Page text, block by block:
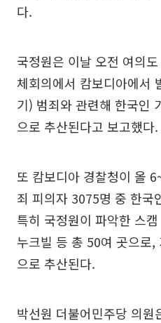
다.
국정원은 이날 오전 여의
체회의에서 캄보디아에서
기) 범죄와 관련해 한국인
으로 추산된다고 보고했다.
또 캄보디아 경찰청이 올
죄 피의자 3075명 중 한국
특히 국정원이 파악한 스
누크빌 등 총 50여 곳으로
으로 추산된다.
박선원 더불어민주당 의원